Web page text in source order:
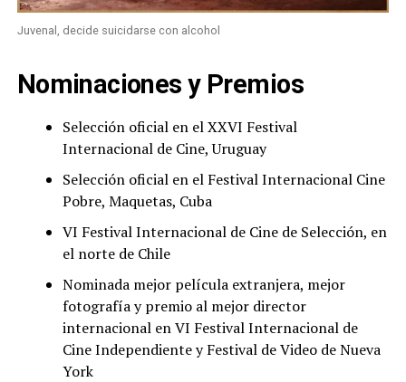
Juvenal, decide suicidarse con alcohol
Nominaciones y Premios
Selección oficial en el XXVI Festival
Internacional de Cine, Uruguay
Selección oficial en el Festival Internacional Cine
Pobre, Maquetas, Cuba
VI Festival Internacional de Cine de Selección, en
el norte de Chile
Nominada mejor película extranjera, mejor
fotografía y premio al mejor director
internacional en VI Festival Internacional de
Cine Independiente y Festival de Video de Nueva
York